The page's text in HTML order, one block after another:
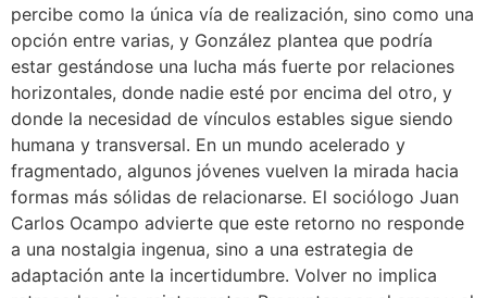
percibe como la única vía de realización, sino como una
opción entre varias, y González plantea que podría
estar gestándose una lucha más fuerte por relaciones
horizontales, donde nadie esté por encima del otro, y
donde la necesidad de vínculos estables sigue siendo
humana y transversal. En un mundo acelerado y
fragmentado, algunos jóvenes vuelven la mirada hacia
formas más sólidas de relacionarse. El sociólogo Juan
Carlos Ocampo advierte que este retorno no responde
a una nostalgia ingenua, sino a una estrategia de
adaptación ante la incertidumbre. Volver no implica